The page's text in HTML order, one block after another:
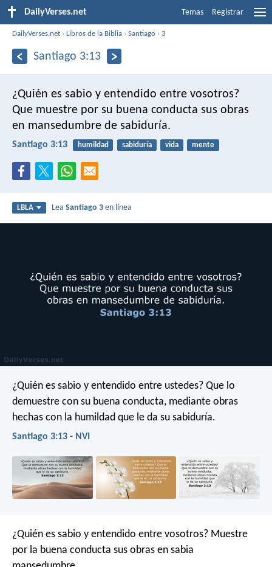
DailyVerses.net Temas Registrar
DailyVerses.net ›Libros de la Biblia ›Santiago ›3
Santiago 3:13
¿Quién es sabio y entendido entre vosotros?
Que muestre por su buena conducta sus obras
en mansedumbre de sabiduría.
Santiago 3:13 humildad sabiduría vida mente
LBLA LeaSantiago 3 en línea
¿Quién es sabio y entendido entre ustedes? Que lo
demuestre con su buena conducta, mediante obras
hechas con la humildad que le da su sabiduría.
Santiago 3:13 - NVI
¿Quién es sabio y entendido entre vosotros? Muestre
por la buena conducta sus obras en sabia